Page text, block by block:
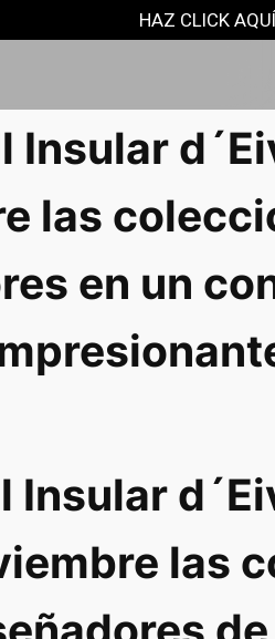
HAZ CLICK
Insular
las
en un
Insular
las